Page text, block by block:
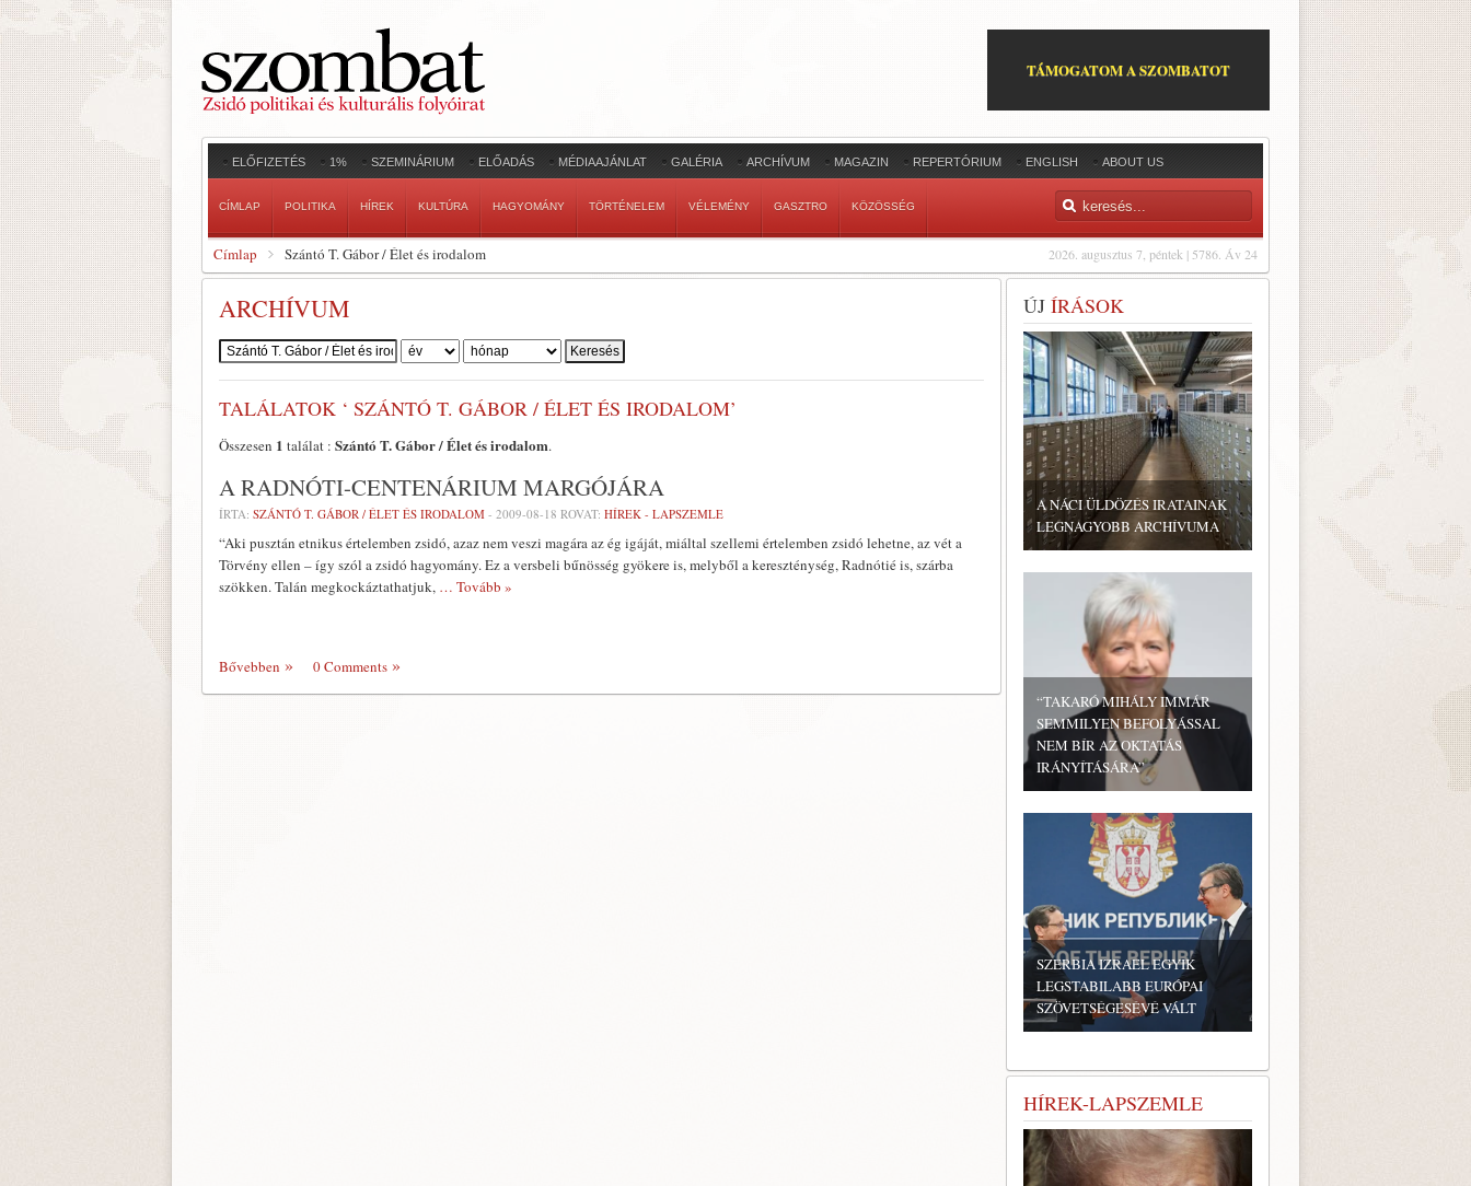
TÁMOGATOM A SZOMBATOT
ELŐFIZETÉS 1% SZEMINÁRIUM ELŐADÁS MÉDIAAJÁNLAT GALÉRIA ARCHÍVUM MAGAZIN REPERTÓRIUM ENGLISH ABOUT US
CÍMLAP POLITIKA HÍREK KULTÚRA HAGYOMÁNY TÖRTÉNELEM VÉLEMÉNY GASZTRO KÖZÖSSÉG
2026. augusztus 7, péntek | 5786. Áv 24
Címlap Szántó T. Gábor / Élet és irodalom
ARCHÍVUM
Szerző:
TALÁLATOK ‘ SZÁNTÓ T. GÁBOR / ÉLET ÉS IRODALOM’
Összesen 1 találat : Szántó T. Gábor / Élet és irodalom.
A RADNÓTI-CENTENÁRIUM MARGÓJÁRA
ÍRTA: SZÁNTÓ T. GÁBOR / ÉLET ÉS IRODALOM - 2009-08-18 ROVAT: HÍREK - LAPSZEMLE
“Aki pusztán etnikus értelemben zsidó, azaz nem veszi magára az ég igáját, miáltal szellemi értelemben zsidó lehetne, az vét a
Törvény ellen – így szól a zsidó hagyomány. Ez a versbeli bűnösség gyökere is, melyből a kereszténység, Radnótié is, szárba
szökken. Talán megkockáztathatjuk, … Tovább »
Bővebben 0 Comments
ÚJ ÍRÁSOK
A NÁCI ÜLDÖZÉS IRATAINAK
LEGNAGYOBB ARCHÍVUMA
“TAKARÓ MIHÁLY IMMÁR
SEMMILYEN BEFOLYÁSSAL
NEM BÍR AZ OKTATÁS
IRÁNYÍTÁSÁRA”
SZERBIA IZRAEL EGYIK
LEGSTABILABB EURÓPAI
SZÖVETSÉGESÉVÉ VÁLT
HÍREK-LAPSZEMLE